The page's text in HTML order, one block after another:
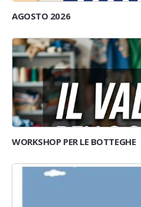
AGOSTO 2026
WORKSHOP PER LE BOTTEGHE